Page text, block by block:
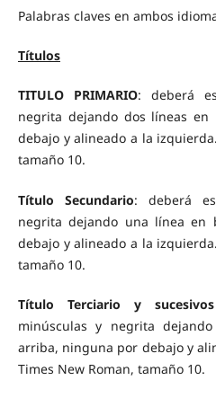
Palabras claves en ambos
Títulos
TITULO PRIMARIO: deberá
negrita dejando dos líneas
debajo y alineado a la
tamaño 10.
Título Secundario: deberá
negrita dejando una línea en
debajo y alineado a la
tamaño 10.
Título Terciario y sucesivos
minúsculas y negrita
arriba, ninguna por debajo y
Times New Roman, tamaño 10.